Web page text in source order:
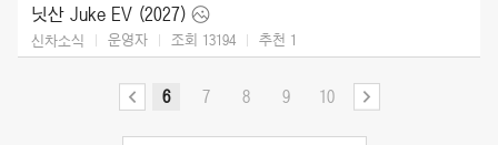
닛산 Juke EV (2027)
신차소식 운영자 조회 13194 추천 1
6 7 8 9 10